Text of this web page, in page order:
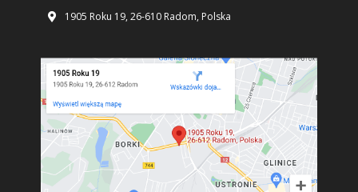
 1905 Roku 19, 26-610 Radom, Polska